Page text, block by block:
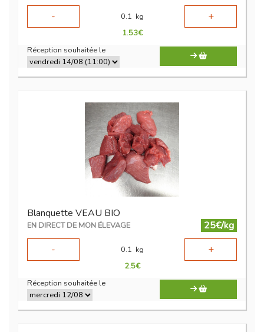
-
0.1 kg +
1.53€
Réception souhaitée le
Blanquette VEAU BIO
EN DIRECT DE MON ÉLEVAGE
25€/kg
-
0.1 kg +
2.5€
Réception souhaitée le